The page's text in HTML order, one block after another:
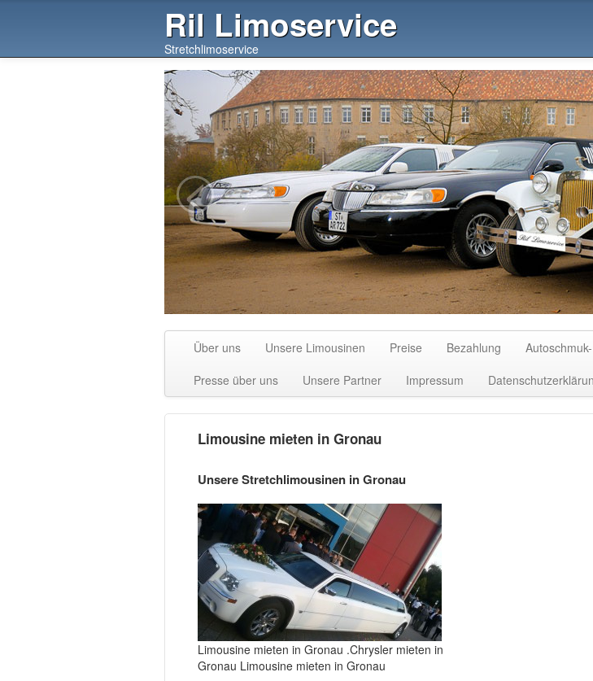
Ril Limoservice
Stretchlimoservice
<
Über uns Unsere Limousinen Preise Bezahlung
Presse über uns
Unsere Partner Impressum
Limousine mieten in Gronau
Unsere Stretchlimousinen in Gronau
Limousine mieten in Gronau .Chrysler mieten in
Gronau Limousine mieten in Gronau